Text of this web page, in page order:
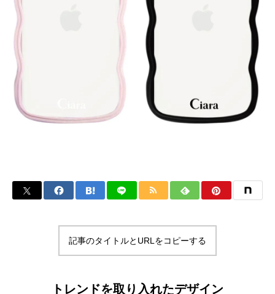
記事のタイトルとURLをコピーする
トレンドを取り入れたデザイン